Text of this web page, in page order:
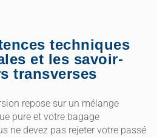
techniques
et les savoir-
transverses
repose sur un mélange
pure et votre bagage
ne devez pas rejeter votre passé